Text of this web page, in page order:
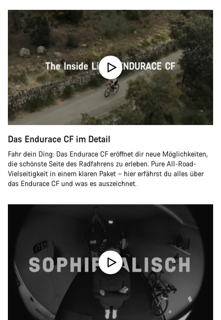
Das Endurace CF im Detail
Fahr dein Ding: Das Endurace CF eröffnet dir neue Möglichkeiten,
die schönste Seite des Radfahrens zu erleben. Pure All-Road-
Vielseitigkeit in einem klaren Paket – hier erfährst du alles über
das Endurace CF und was es auszeichnet.